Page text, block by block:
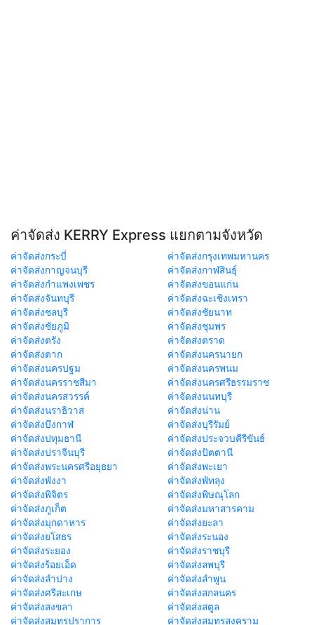
ค่าจัดส่ง KERRY Express แยกตามจังหวัด
ค่าจัดส่งกระบี่
ค่าจัดส่งกรุงเทพมหานคร
ค่าจัดส่งกาญจนบุรี
ค่าจัดส่งกาฬสินธุ์
ค่าจัดส่งกำแพงเพชร
ค่าจัดส่งขอนแก่น
ค่าจัดส่งจันทบุรี
ค่าจัดส่งฉะเชิงเทรา
ค่าจัดส่งชลบุรี
ค่าจัดส่งชัยนาท
ค่าจัดส่งชัยภูมิ
ค่าจัดส่งชุมพร
ค่าจัดส่งตรัง
ค่าจัดส่งตราด
ค่าจัดส่งตาก
ค่าจัดส่งนครนายก
ค่าจัดส่งนครปฐม
ค่าจัดส่งนครพนม
ค่าจัดส่งนครราชสีมา
ค่าจัดส่งนครศรีธรรมราช
ค่าจัดส่งนครสวรรค์
ค่าจัดส่งนนทบุรี
ค่าจัดส่งนราธิวาส
ค่าจัดส่งน่าน
ค่าจัดส่งบึงกาฬ
ค่าจัดส่งบุรีรัมย์
ค่าจัดส่งปทุมธานี
ค่าจัดส่งประจวบคีรีขันธ์
ค่าจัดส่งปราจีนบุรี
ค่าจัดส่งปัตตานี
ค่าจัดส่งพระนครศรีอยุธยา
ค่าจัดส่งพะเยา
ค่าจัดส่งพังงา
ค่าจัดส่งพัทลุง
ค่าจัดส่งพิจิตร
ค่าจัดส่งพิษณุโลก
ค่าจัดส่งภูเก็ต
ค่าจัดส่งมหาสารคาม
ค่าจัดส่งมุกดาหาร
ค่าจัดส่งยะลา
ค่าจัดส่งยโสธร
ค่าจัดส่งระนอง
ค่าจัดส่งระยอง
ค่าจัดส่งราชบุรี
ค่าจัดส่งร้อยเอ็ด
ค่าจัดส่งลพบุรี
ค่าจัดส่งลำปาง
ค่าจัดส่งลำพูน
ค่าจัดส่งศรีสะเกษ
ค่าจัดส่งสกลนคร
ค่าจัดส่งสงขลา
ค่าจัดส่งสตูล
ค่าจัดส่งสมุทรปราการ
ค่าจัดส่งสมุทรสงคราม